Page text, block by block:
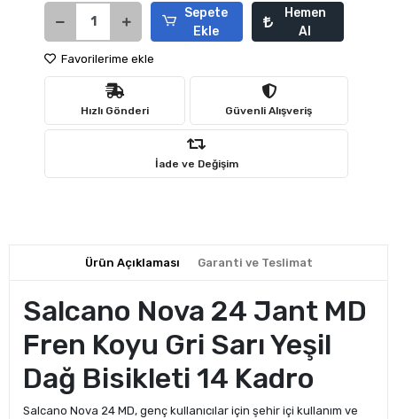
Sepete
Ekle
Hemen
Al
Favorilerime ekle
Hızlı Gönderi Güvenli Alışveriş
İade ve Değişim
Ürün Açıklaması Garanti ve Teslimat
Salcano Nova 24 Jant MD
Fren Koyu Gri Sarı Yeşil
Dağ Bisikleti 14 Kadro
Salcano Nova 24 MD, genç kullanıcılar için şehir içi kullanım ve